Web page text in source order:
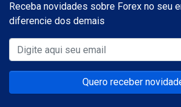
Receba novidades sobre Forex no seu
diferencie dos demais
Quero receber